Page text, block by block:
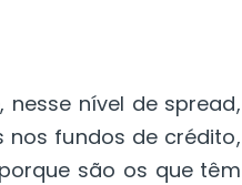
nível de spread,
nos fundos de crédito,
são os que têm